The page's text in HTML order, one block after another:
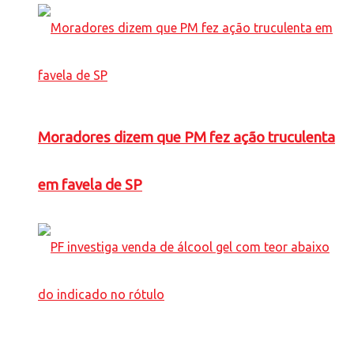
Moradores dizem que PM fez ação truculenta
em favela de SP